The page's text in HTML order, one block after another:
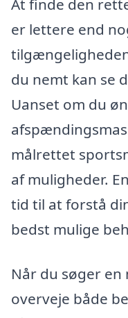
At finde den
er lettere end
du nemt kan se
Uanset om du
målrettet
af muligheder.
tid til at forstå
bedst mulige
Når du søger
overveje både